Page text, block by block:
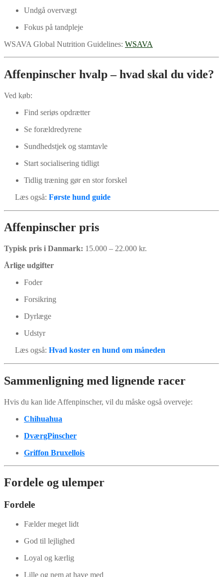
Undgå overvægt
Fokus på tandpleje
WSAVA Global Nutrition Guidelines: WSAVA
Affenpinscher hvalp – hvad skal du vide?
Ved køb:
Find seriøs opdrætter
Se forældredyrene
Sundhedstjek og stamtavle
Start socialisering tidligt
Tidlig træning gør en stor forskel
Læs også:Første hund guide
Affenpinscher pris
Typisk pris i Danmark: 15.000 – 22.000 kr.
Årlige udgifter
Foder
Forsikring
Dyrlæge
Udstyr
Læs også:Hvad koster en hund om måneden
Sammenligning med lignende racer
Hvis du kan lide Affenpinscher, vil du måske også overveje:
Chihuahua
DværgPinscher
Griffon Bruxellois
Fordele og ulemper
Fordele
Fælder meget lidt
God til lejlighed
Loyal og kærlig
Lille og nem at have med